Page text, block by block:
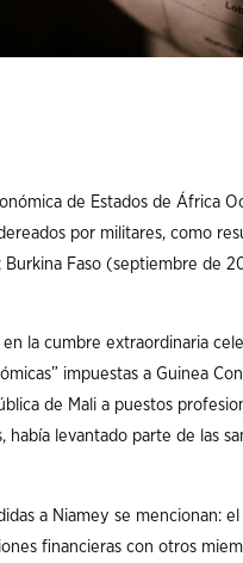
de Estados de África
por militares, como
Faso (septiembre de
la cumbre extraordinaria
impuestas a Guinea
de Mali a puestos
levantado parte de las
a Niamey se mencionan:
financieras con otros